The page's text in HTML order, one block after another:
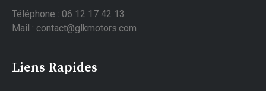
Téléphone : 06 12 17 42 13
Mail : contact@glkmotors.com
Liens Rapides